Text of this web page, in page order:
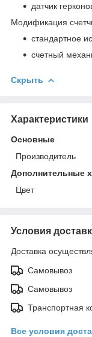
датчик
Модификация
стандартное
счетный
Скрыть
Характеристики
Основные
Производитель
Дополнительные
Цвет
Условия
Доставка
Самовывоз
Самовывоз
Транспортная
Все условия